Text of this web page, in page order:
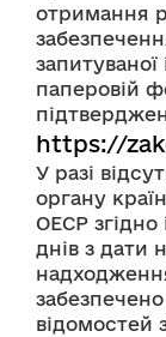
отримання
паперовій
https://
У разі
органу
ОЕСР згідно
днів з дати
відомостей